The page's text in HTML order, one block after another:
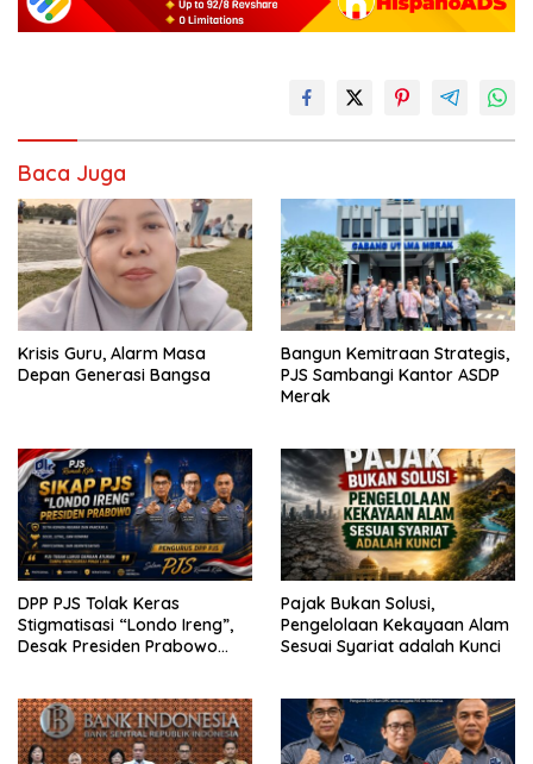
Baca Juga
Krisis Guru, Alarm Masa
Depan Generasi Bangsa
Bangun Kemitraan Strategis,
PJS Sambangi Kantor ASDP
Merak
DPP PJS Tolak Keras
Stigmatisasi “Londo Ireng”,
Desak Presiden Prabowo
Pajak Bukan Solusi,
Pengelolaan Kekayaan Alam
Sesuai Syariat adalah Kunci